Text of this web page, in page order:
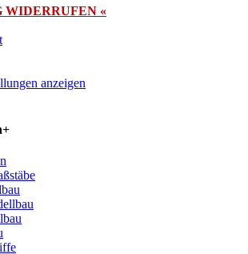
WIDERRUFEN «
anzeigen
+